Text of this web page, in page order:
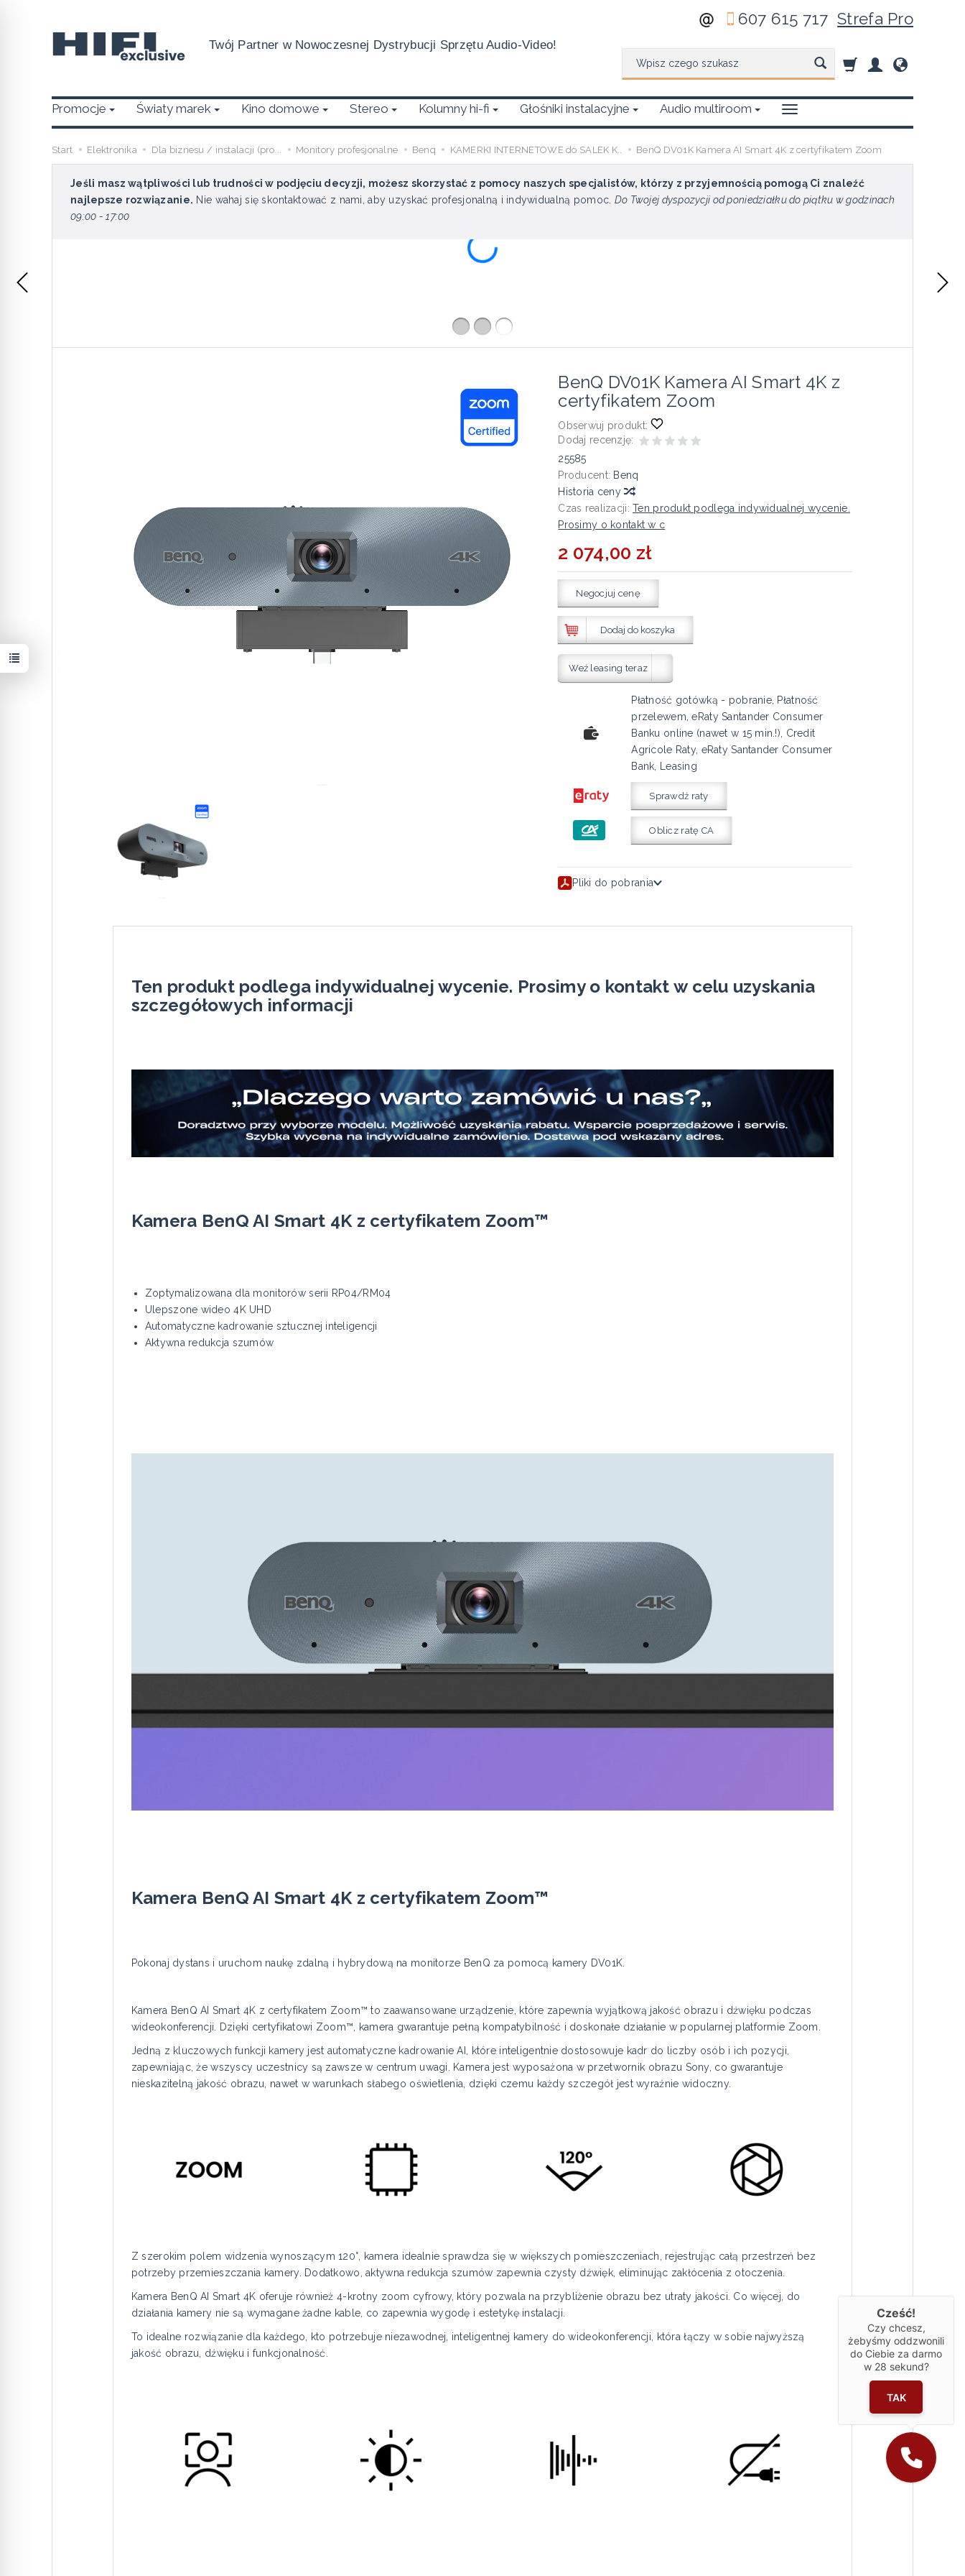
Twój Partner w Nowoczesnej Dystrybucji Sprzętu Audio-Video!
607 615 717Strefa Pro
Promocje Światy marek Kino domowe Stereo Kolumny hi-fi Głośniki instalacyjne Audio multiroom
Start Elektronika Dla biznesu / instalacji (pro .. Monitory profesjonalne Benq KAMERKI INTERNETOWE do SALEK K.. BenQ DV01K Kamera AI Smart 4K z certyfikatem Zoom
Jeśli masz wątpliwości lub trudności w podjęciu decyzji, możesz skorzystać z pomocy naszych specjalistów, którzy z przyjemnością pomogą Ci znaleźć
najlepsze rozwiązanie. Nie wahaj się skontaktować z nami, aby uzyskać profesjonalną i indywidualną pomoc. Do Twojej dyspozycji od poniedziałku do piątku w godzinach
09:00 - 17:00
BenQ DV01K Kamera AI Smart 4K z
certyfikatem Zoom
Obserwuj produkt:
Dodaj recenzję:
25585
Producent: Benq
Historia ceny
Czas realizacji: Ten produkt podlega indywidualnej wycenie.
Prosimy o kontakt w c
2 074,00 zł
Negocjuj cenę
Dodaj do koszyka
Weź leasing teraz
Płatność gotówką - pobranie, Płatność
przelewem, eRaty Santander Consumer
Banku online (nawet w 15 min.!), Credit
Agricole Raty, eRaty Santander Consumer
Bank, Leasing
Sprawdź raty
Oblicz ratę CA
Pliki do pobrania
Ten produkt podlega indywidualnej wycenie. Prosimy o kontakt w celu uzyskania
szczegółowych informacji
Kamera BenQ AI Smart 4K z certyfikatem Zoom™
Zoptymalizowana dla monitorów serii RP04/RM04
Ulepszone wideo 4K UHD
Automatyczne kadrowanie sztucznej inteligencji
Aktywna redukcja szumów
Kamera BenQ AI Smart 4K z certyfikatem Zoom™
Pokonaj dystans i uruchom naukę zdalną i hybrydową na monitorze BenQ za pomocą kamery DV01K.
Kamera BenQ AI Smart 4K z certyfikatem Zoom™ to zaawansowane urządzenie, które zapewnia wyjątkową jakość obrazu i dźwięku podczas
wideokonferencji. Dzięki certyfikatowi Zoom™, kamera gwarantuje pełną kompatybilność i doskonałe działanie w popularnej platformie Zoom.
Jedną z kluczowych funkcji kamery jest automatyczne kadrowanie AI, które inteligentnie dostosowuje kadr do liczby osób i ich pozycji,
zapewniając, że wszyscy uczestnicy są zawsze w centrum uwagi. Kamera jest wyposażona w przetwornik obrazu Sony, co gwarantuje
nieskazitelną jakość obrazu, nawet w warunkach słabego oświetlenia, dzięki czemu każdy szczegół jest wyraźnie widoczny.
Z szerokim polem widzenia wynoszącym 120°, kamera idealnie sprawdza się w większych pomieszczeniach, rejestrując całą przestrzeń bez
potrzeby przemieszczania kamery. Dodatkowo, aktywna redukcja szumów zapewnia czysty dźwięk, eliminując zakłócenia z otoczenia.
Kamera BenQ AI Smart 4K oferuje również 4-krotny zoom cyfrowy, który pozwala na przybliżenie obrazu bez utraty jakości. Co więcej, do
działania kamery nie są wymagane żadne kable, co zapewnia wygodę i estetykę instalacji.
To idealne rozwiązanie dla każdego, kto potrzebuje niezawodnej, inteligentnej kamery do wideokonferencji, która łączy w sobie najwyższą
jakość obrazu, dźwięku i funkcjonalność.
Cześć!
Czy chcesz,
żebyśmy oddzwonili
do Ciebie za darmo
w 28 sekund?
TAK